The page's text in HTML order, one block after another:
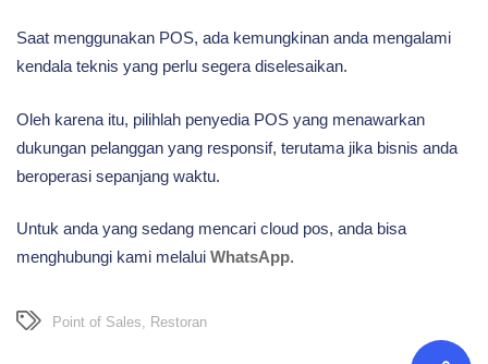
Saat menggunakan POS, ada kemungkinan anda mengalami
kendala teknis yang perlu segera diselesaikan.
Oleh karena itu, pilihlah penyedia POS yang menawarkan
dukungan pelanggan yang responsif, terutama jika bisnis anda
beroperasi sepanjang waktu.
Untuk anda yang sedang mencari cloud pos, anda bisa
menghubungi kami melalui WhatsApp.
Point of Sales Restoran